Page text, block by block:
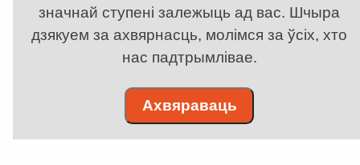
значнай ступені залежыць ад вас. Шчыра
дзякуем за ахвярнасць, молімся за ўсіх, хто
нас падтрымлівае.
Ахвяраваць